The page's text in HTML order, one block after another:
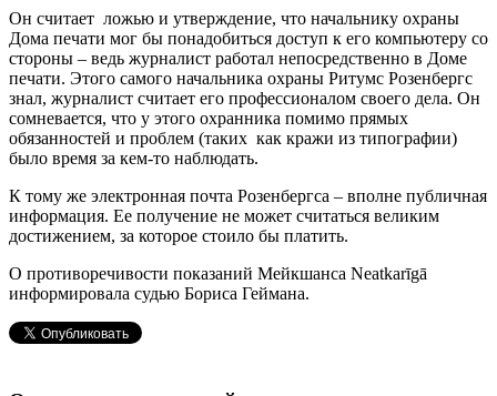
Он считает ложью и утверждение, что начальнику охраны
Дома печати мог бы понадобиться доступ к его компьютеру со
стороны – ведь журналист работал непосредственно в Доме
печати. Этого самого начальника охраны Ритумс Розенбергс
знал, журналист считает его профессионалом своего дела. Он
сомневается, что у этого охранника помимо прямых
обязанностей и проблем (таких как кражи из типографии)
было время за кем-то наблюдать.
К тому же электронная почта Розенбергса – вполне публичная
информация. Ее получение не может считаться великим
достижением, за которое стоило бы платить.
О противоречивости показаний Мейкшанса Neatkarīgā
информировала судью Бориса Геймана.